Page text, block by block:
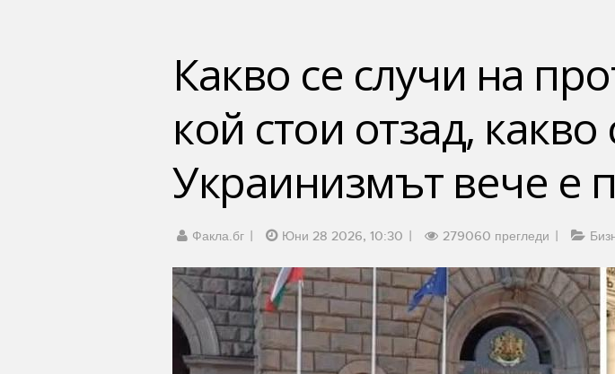
Какво се случи на
кой стои отзад, какво
Украинизмът вече е
Факла.бг Юни 28 2026, 10:30 279060 прегледи